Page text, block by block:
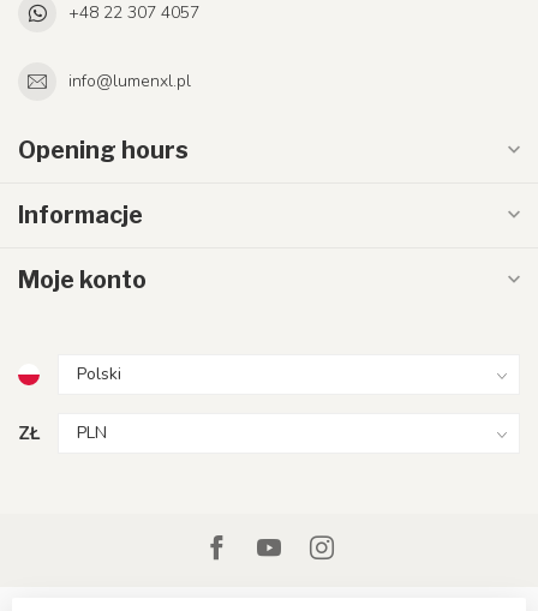
+48 22 307 4057
info@lumenxl.pl
Opening hours
Informacje
Moje konto
ZŁ